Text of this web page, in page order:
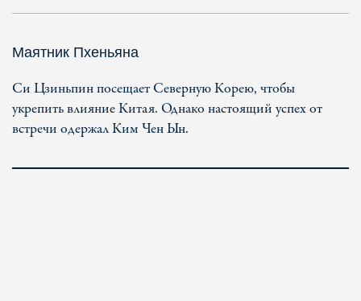
Маятник Пхеньяна
Си Цзиньпин посещает Северную Корею, чтобы
укрепить влияние Китая. Однако настоящий успех от
встречи одержал Ким Чен Ын.